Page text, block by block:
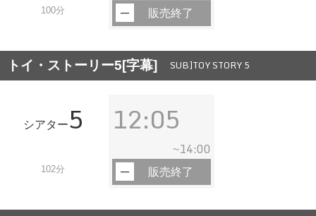
100分 販売終了
トイ・ストーリー5[字幕] SUB]TOY STORY 5
シアター5
102分
12:05
~14:00
販売終了